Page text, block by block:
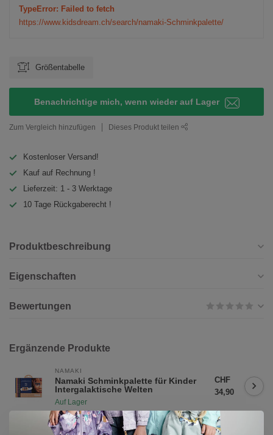
TypeError: Failed to fetch
https://www.kidsdream.ch/search/namaki-Schminkpalette/
Größentabelle
Benachrichtige mich, wenn wieder auf Lager
Zum Vergleich hinzufügen Dieses Produkt teilen
Kostenloser Versand!
Kauf auf Rechnung !
Lieferzeit: 1 - 3 Werktage
10 Tage Rückgaberecht !
Produktbeschreibung
Eigenschaften
Bewertungen
Ergänzende Produkte
NAMAKI
Namaki Schminkpalette für Kinder
Intergalaktische Welten
Auf Lager
CHF
34,90